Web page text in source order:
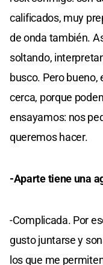
calificados, muy
de onda también.
soltando,
busco. Pero
cerca, porque
ensayamos: nos
queremos hacer.
-Aparte tiene una
-Complicada. Por
gusto juntarse y
los que me